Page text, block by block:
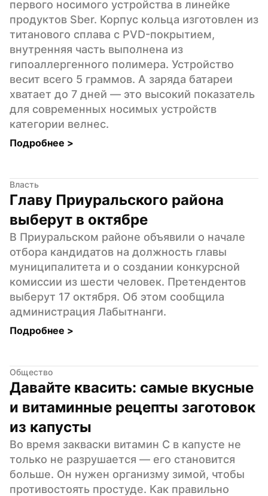
первого носимого устройства в линейке
продуктов Sber. Корпус кольца изготовлен из
титанового сплава с PVD-покрытием,
внутренняя часть выполнена из
гипоаллергенного полимера. Устройство
весит всего 5 граммов. А заряда батареи
хватает до 7 дней — это высокий показатель
для современных носимых устройств
категории велнес.
Подробнее >
Власть
Главу Приуральского района
выберут в октябре
В Приуральском районе объявили о начале
отбора кандидатов на должность главы
муниципалитета и о создании конкурсной
комиссии из шести человек. Претендентов
выберут 17 октября. Об этом сообщила
администрация Лабытнанги.
Подробнее >
Общество
Давайте квасить: самые вкусные
и витаминные рецепты заготовок
из капусты
Во время закваски витамин С в капусте не
только не разрушается — его становится
больше. Он нужен организму зимой, чтобы
противостоять простуде. Как правильно